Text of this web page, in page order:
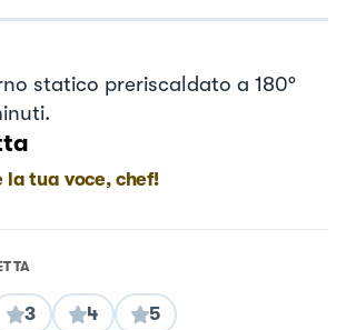
statico preriscaldato a 180°
la tua voce, chef!
3 4 5